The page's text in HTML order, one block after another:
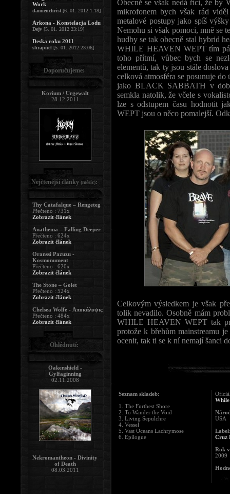
Obecně se však nedá říci, že
mikrofonem bych však rád
metalové postupy jako spíš
Nemohu si však pomoci, mně se
hudby se tak obecně stal hybrid
WHILE HEAVEN WEPT tím
toho přítmí, vůbec bych se
elementů, tak ty jsou stále
celková atmosféra se posunuje
jako BLACK SABBATH v
semkla natolik, že včele s
lze s odstupem času hodnotit
WEPT jsou o něco pomalejší.
Celkovým výsledkem je však
tolik nevadilo. Osobně mám
WHILE HEAVEN WEPT tak
protože k břehům mainstreamu
ocenit, tak ti se k ní nemají šanci
Seznam skladeb:
1. The Furthest Shore
2. To Wander the Void
3. Living Sepulchre
4. Vessel
5. Vast Oceans Lachrymose
6. Epilogue
USA
Cruz
Rok
2009
Work
damienchrist [6. 01. 2012 1:18]
Arkona - Konstelacja Lodu
Dejv [5. 01. 2012 23:19]
Deska roku 2011
shrapnel [5. 01. 2012 23:06]
Doporučujeme:
Korium / Urgewalt
28.12.2011
Nejčtenější články (měsíc):
Thy Catafalque – Rengeteg
Přečteno : 731x
Zobrazit článek
Anathema – Falling Deeper
Přečteno : 624x
Zobrazit článek
Oranssi Pazuzu -
Kosmonument
Přečteno : 620x
Zobrazit článek
The Stone – Golet
Přečteno : 524x
Zobrazit článek
Chelsea Wolfe - Ἀποκάλυψις
Přečteno : 484x
Zobrazit článek
Ohlédnutí:
Oakenshield -
Gylfaginning
02.11.2008
Nekromantheon - Divinity
of Death
08.03.2011